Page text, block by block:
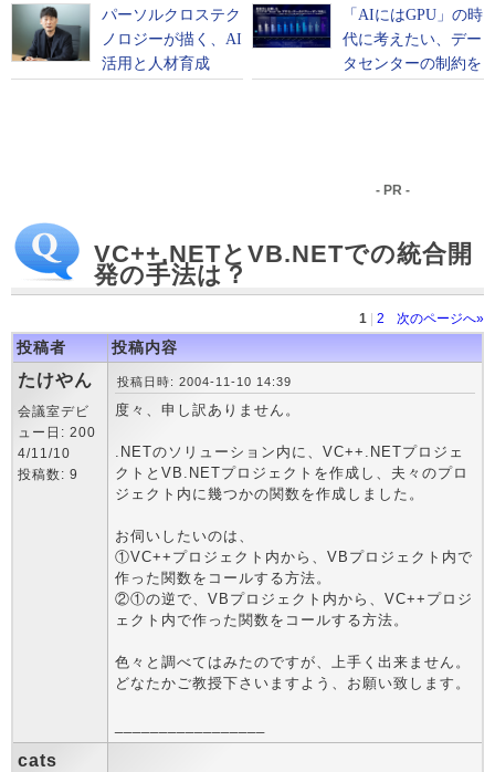
- PR -
VC++.NETとVB.NETでの統合開
発の手法は？
1 2 次のページへ»
投稿者 投稿内容
たけやん
会議室デビ
ュー日: 200
4/11/10
投稿数: 9
投稿日時: 2004-11-10 14:39
度々、申し訳ありません。
.NETのソリューション内に、VC++.NETプロジェ
クトとVB.NETプロジェクトを作成し、夫々のプロ
ジェクト内に幾つかの関数を作成しました。
お伺いしたいのは、
①VC++プロジェクト内から、VBプロジェクト内で
作った関数をコールする方法。
②①の逆で、VBプロジェクト内から、VC++プロジ
ェクト内で作った関数をコールする方法。
色々と調べてはみたのですが、上手く出来ません。
どなたかご教授下さいますよう、お願い致します。
cats